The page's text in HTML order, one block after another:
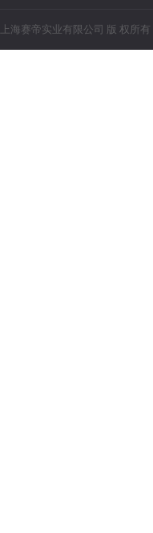
上海赛帝实业有限公司 版 权所有